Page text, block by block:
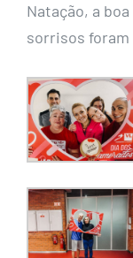
Natação, a
sorrisos